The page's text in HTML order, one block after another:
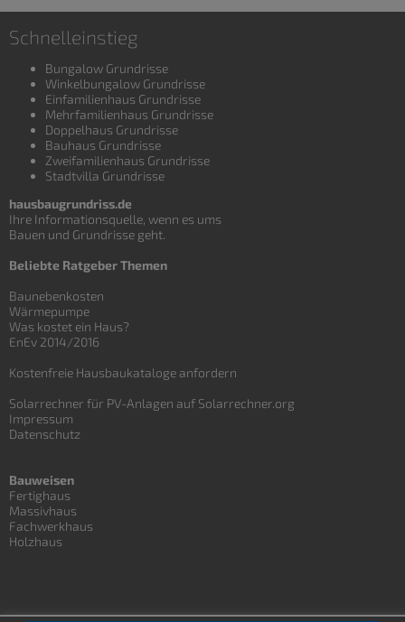
Schnelleinstieg
Bungalow Grundrisse
Winkelbungalow Grundrisse
Einfamilienhaus Grundrisse
Mehrfamilienhaus Grundrisse
Doppelhaus Grundrisse
Bauhaus Grundrisse
Zweifamilienhaus Grundrisse
Stadtvilla Grundrisse
hausbaugrundriss.de
Ihre Informationsquelle, wenn es ums
Bauen und Grundrisse geht.
Beliebte Ratgeber Themen
Baunebenkosten
Wärmepumpe
Was kostet ein Haus?
EnEv 2014/2016
Kostenfreie Hausbaukataloge anfordern
Solarrechner für PV-Anlagen auf Solarrechner.org
Impressum
Datenschutz
Bauweisen
Fertighaus
Massivhaus
Fachwerkhaus
Holzhaus